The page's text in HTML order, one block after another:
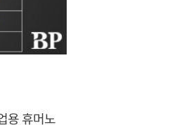
용 휴머노